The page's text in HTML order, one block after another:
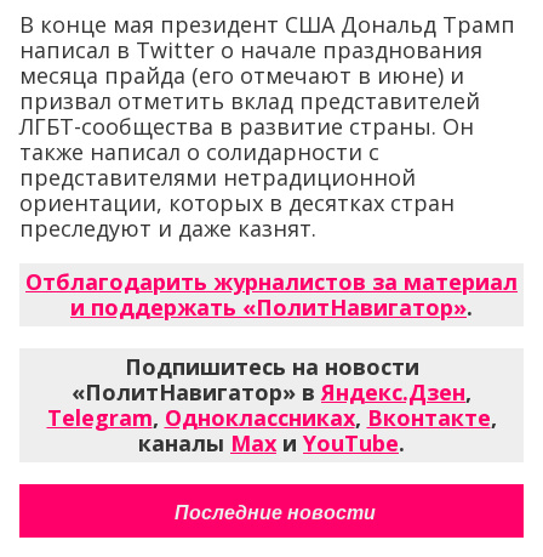
В конце мая президент США Дональд Трамп
написал в Twitter о начале празднования
месяца прайда (его отмечают в июне) и
призвал отметить вклад представителей
ЛГБТ-сообщества в развитие страны. Он
также написал о солидарности с
представителями нетрадиционной
ориентации, которых в десятках стран
преследуют и даже казнят.
Отблагодарить журналистов за материал
и поддержать «ПолитНавигатор».
Подпишитесь на новости
«ПолитНавигатор» вЯндекс.Дзен,
Telegram, Одноклассниках, Вконтакте,
каналы Max и YouTube.
Последние новости